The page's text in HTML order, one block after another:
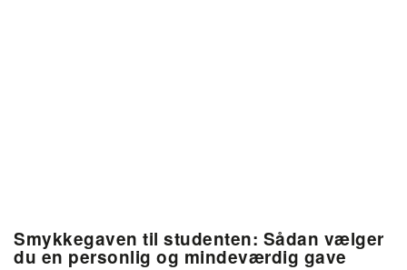
Smykkegaven til studenten: Sådan vælger
du en personlig og mindeværdig gave